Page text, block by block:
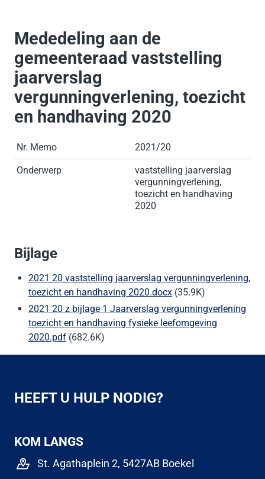
Mededeling aan de
gemeenteraad vaststelling
jaarverslag
vergunningverlening, toezicht
en handhaving 2020
Nr. Memo 2021/20
Onderwerp
vaststelling jaarverslag
vergunningverlening,
toezicht en handhaving
2020
Bijlage
2021 20 vaststelling jaarverslag vergunningverlening,
toezicht en handhaving 2020.docx (35.9K)
2021 20 z bijlage 1 Jaarverslag vergunningverlening
toezicht en handhaving fysieke leefomgeving
2020.pdf (682.6K)
HEEFT U HULP NODIG?
KOM LANGS
St. Agathaplein 2, 5427AB Boekel